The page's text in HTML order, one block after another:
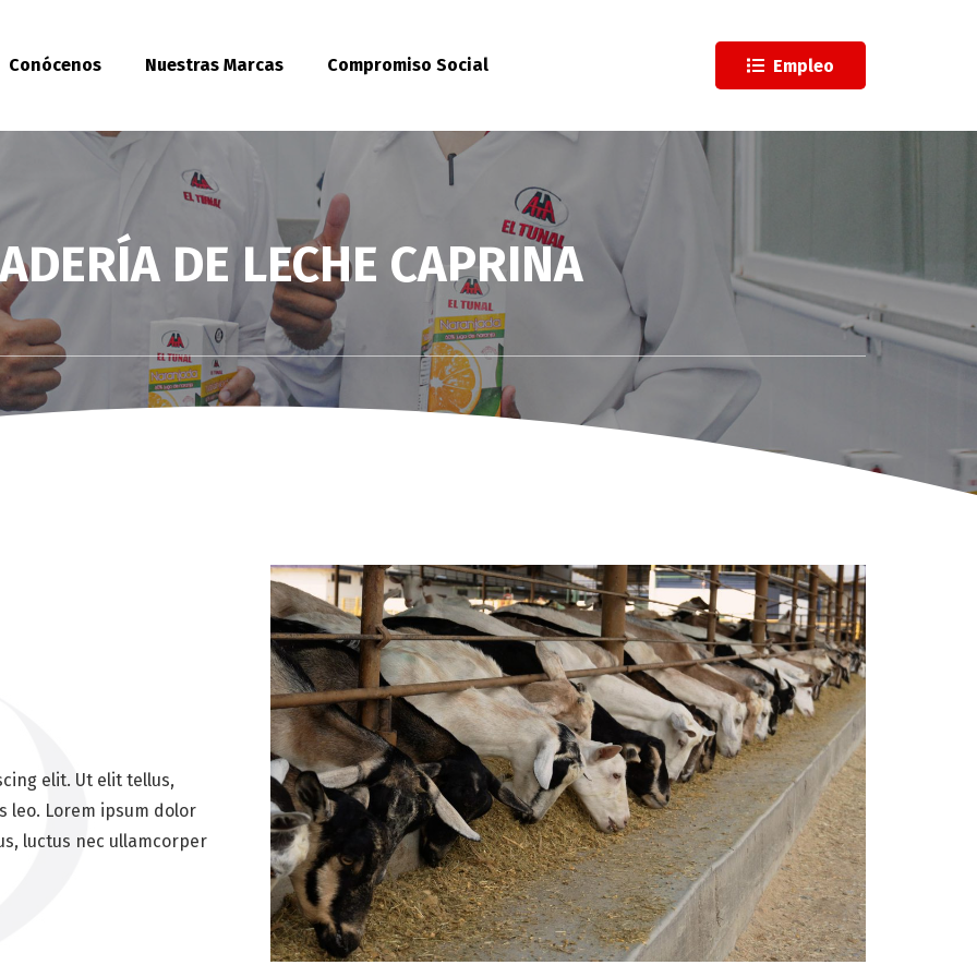
Conócenos Nuestras Marcas Compromiso Social Empleo
DE LECHE CAPRINA
elit. Ut elit tellus,
leo. Lorem ipsum dolor
luctus nec ullamcorper